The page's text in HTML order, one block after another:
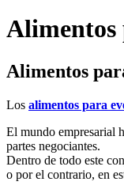
Alimentos
Alimentos
Los alimentos para
El mundo empresarial
partes negociantes.
Dentro de todo este
o por el contrario, en